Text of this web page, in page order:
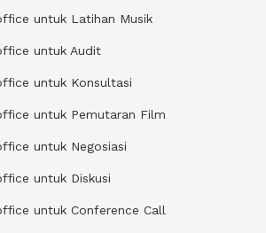
untuk Latihan Musik
untuk Audit
untuk Konsultasi
untuk Pemutaran Film
untuk Negosiasi
untuk Diskusi
untuk Conference Call